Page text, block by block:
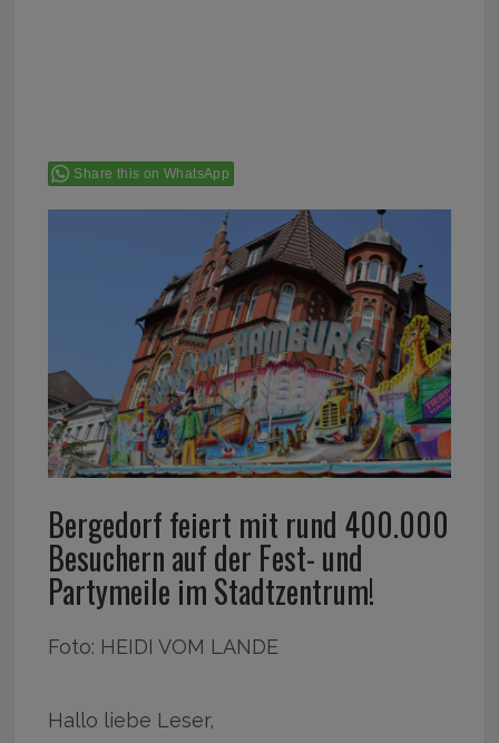
Share this on WhatsApp
Bergedorf feiert mit rund 400.000
Besuchern auf der Fest- und
Partymeile im Stadtzentrum!
Foto: HEIDI VOM LANDE
Hallo liebe Leser,